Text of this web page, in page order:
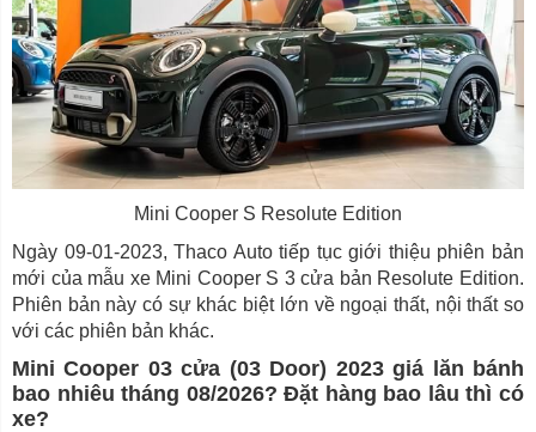
Mini Cooper S Resolute Edition
Ngày 09-01-2023, Thaco Auto tiếp tục giới thiệu phiên bản
mới của mẫu xe Mini Cooper S 3 cửa bản Resolute Edition.
Phiên bản này có sự khác biệt lớn về ngoại thất, nội thất so
với các phiên bản khác.
Mini Cooper 03 cửa (03 Door) 2023 giá lăn bánh
bao nhiêu tháng 08/2026? Đặt hàng bao lâu thì có
xe?